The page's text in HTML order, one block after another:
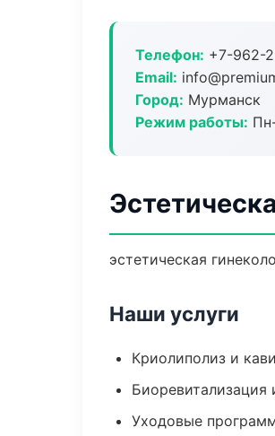
Телефон: +7-962-
Email:
Город: Мурманск
Режим работы:
эстетическая
Наши услуги
Криолиполиз и
Биоревитализация
Уходовые